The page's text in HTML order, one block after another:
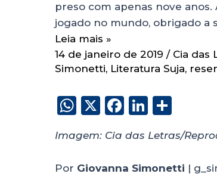
preso com apenas nove
jogado no mundo, obrigado a
Leia mais »
14 de janeiro de 2019 / Cia das
Simonetti, Literatura Suja,
W
a
ts
X
F
c
e
Li
k
e
h
a
re
Imagem: Cia das Letras/
Por Giovanna Simonetti |